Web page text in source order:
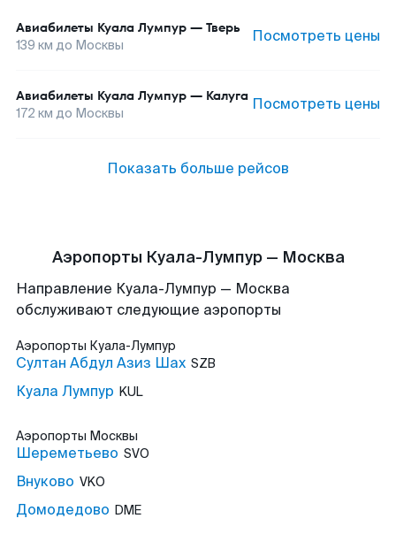
Авиабилеты Куала Лумпур — Тверь
139 км до Москвы Посмотреть цены
Авиабилеты Куала Лумпур — Калуга
172 км до Москвы Посмотреть цены
Показать больше рейсов
Аэропорты Куала-Лумпур — Москва
Направление Куала-Лумпур — Москва
обслуживают следующие аэропорты
Аэропорты Куала-Лумпур
Султан Абдул Азиз Шах SZB
Куала Лумпур KUL
Аэропорты Москвы
Шереметьево SVO
Внуково VKO
Домодедово DME